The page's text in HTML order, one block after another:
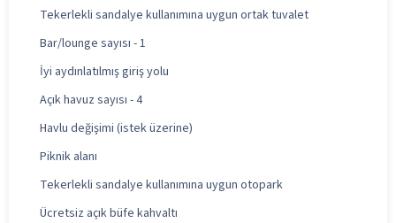
Tekerlekli sandalye kullanımına uygun ortak tuvalet
Bar/lounge sayısı - 1
İyi aydınlatılmış giriş yolu
Açık havuz sayısı - 4
Havlu değişimi (istek üzerine)
Piknik alanı
Tekerlekli sandalye kullanımına uygun otopark
Ücretsiz açık büfe kahvaltı